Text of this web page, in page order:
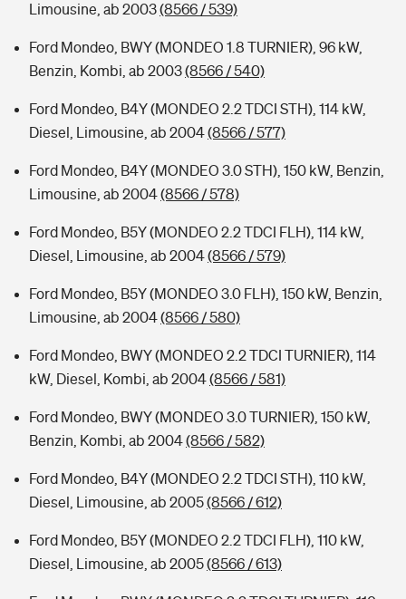
Limousine, ab 2003(8566 / 539)
Ford Mondeo, BWY (MONDEO 1.8 TURNIER), 96 kW,
Benzin, Kombi, ab 2003(8566 / 540)
Ford Mondeo, B4Y (MONDEO 2.2 TDCI STH), 114 kW,
Diesel, Limousine, ab 2004(8566 / 577)
Ford Mondeo, B4Y (MONDEO 3.0 STH), 150 kW, Benzin,
Limousine, ab 2004(8566 / 578)
Ford Mondeo, B5Y (MONDEO 2.2 TDCI FLH), 114 kW,
Diesel, Limousine, ab 2004(8566 / 579)
Ford Mondeo, B5Y (MONDEO 3.0 FLH), 150 kW, Benzin,
Limousine, ab 2004(8566 / 580)
Ford Mondeo, BWY (MONDEO 2.2 TDCI TURNIER), 114
kW, Diesel, Kombi, ab 2004(8566 / 581)
Ford Mondeo, BWY (MONDEO 3.0 TURNIER), 150 kW,
Benzin, Kombi, ab 2004(8566 / 582)
Ford Mondeo, B4Y (MONDEO 2.2 TDCI STH), 110 kW,
Diesel, Limousine, ab 2005(8566 / 612)
Ford Mondeo, B5Y (MONDEO 2.2 TDCI FLH), 110 kW,
Diesel, Limousine, ab 2005(8566 / 613)